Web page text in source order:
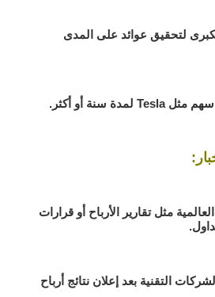
لتحقيق عوائد على المدى
سهم مثلTesla لمدة سنة أو أكثر.
مثل تقارير الأرباح أو قرارات
التقنية بعد إعلان نتائج أرباح